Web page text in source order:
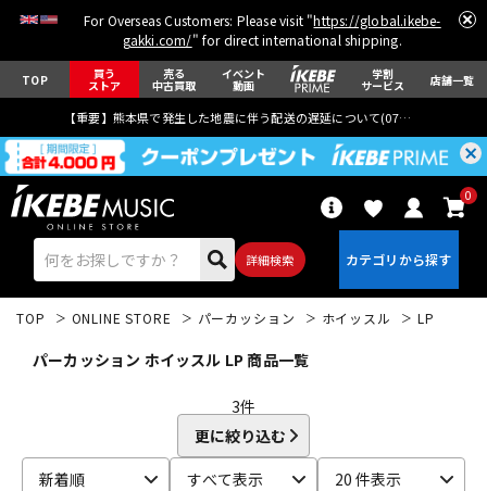
For Overseas Customers: Please visit "https://global.ikebe-
gakki.com/" for direct international shipping.
TOP 買う
ストア
売る
中古買取
イベント
動画
学割
サービス 店舗一覧
【重要】熊本県で発生した地震に伴う配送の遅延について(07月29日
詳細検索
0
TOP ONLINE STORE パーカッション ホイッスル LP
パーカッション ホイッスル LP 商品一覧
3件
更に絞り込む
新着順
すべて表示 20 件表示